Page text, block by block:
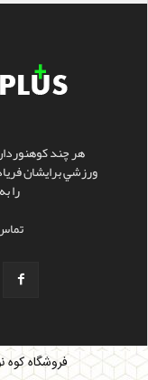
هر چند
ورزشي برايشان
را
فروشگاه کوه